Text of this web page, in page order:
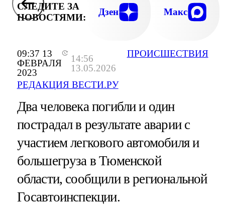
09:37 13
ФЕВРАЛЯ
2023
14:56
13.05.2026
РЕДАКЦИЯ ВЕСТИ.РУ
ПРОИСШЕСТВИЯ
СЛЕДИТЕ ЗА
НОВОСТЯМИ:
Дзен Макс
Два человека погибли и один
пострадал в результате аварии с
участием легкового автомобиля и
большегруза в Тюменской
области, сообщили в региональной
Госавтоинспекции.